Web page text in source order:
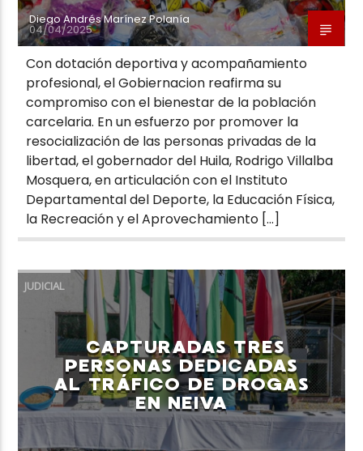
Diego Andrés Marínez Polanía
04/04/2025
Con dotación deportiva y acompañamiento
profesional, el Gobiernacion reafirma su
compromiso con el bienestar de la población
carcelaria. En un esfuerzo por promover la
resocialización de las personas privadas de la
libertad, el gobernador del Huila, Rodrigo Villalba
Mosquera, en articulación con el Instituto
Departamental del Deporte, la Educación Física,
la Recreación y el Aprovechamiento […]
JUDICIAL
CAPTURADAS TRES
PERSONAS DEDICADAS
AL TRÁFICO DE DROGAS
EN NEIVA